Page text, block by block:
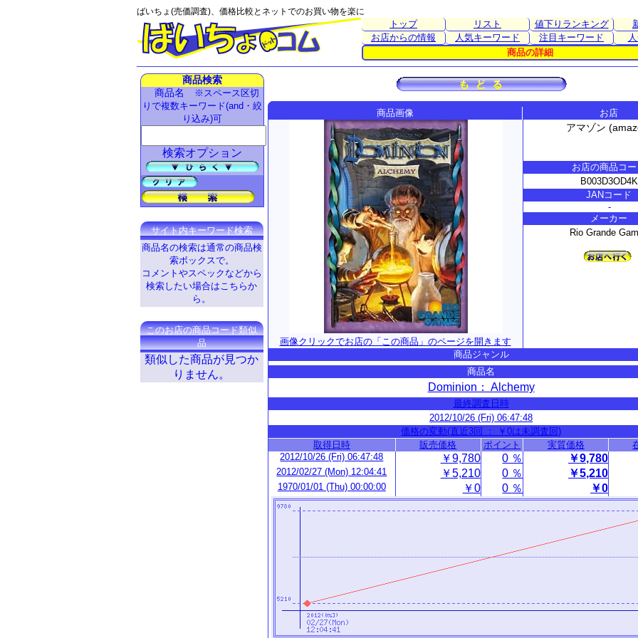
ばいちょ(売価調査)、価格比較とネットでのお買い物を楽に
トップ リスト 値下りランキング
お店からの情報
人気キーワード 注目キーワード
商品の詳細
商品画像
画像クリックでお店の「この商品」のページを開きます
お店
アマゾン
お店の商品コ
B003D3OD4K
JANコード
-
メーカー
Rio Grande
商品ジャンル
商品名
Dominion： Alchemy
最終調査日時
2012/10/26 (Fri) 06:47:48
価格の変動(直近3回 ： ￥0は未調査回)
取得日時
販売価格 ポイント 実質価格
2012/10/26 (Fri) 06:47:48
￥9,780 0 ％ ￥9,780
2012/02/27 (Mon) 12:04:41 ￥5,210 0 ％ ￥5,210
1970/01/01 (Thu) 00:00:00 ￥0 0 ％ ￥0
商品検索
商品名
※スペース区切
りで複数キーワード(and・絞
り込み)可
検索オプション
サイト内キーワード検索
商品名の検索は通常の商品検
索ボックスで。
コメントやスペックなどから
検索したい場合はこちらか
ら。
このお店の商品コード類似
品
類似した商品が見つか
りません。